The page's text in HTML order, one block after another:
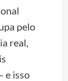
pelo
real,
e isso